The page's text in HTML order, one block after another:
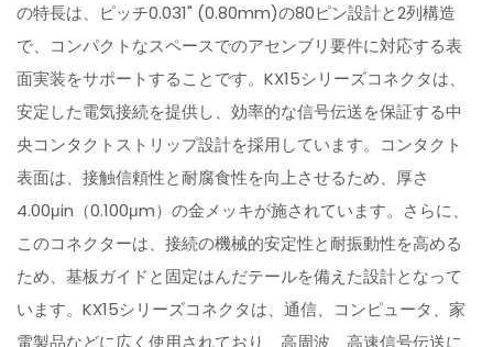
の特長は、ピッチ0.031" (0.80mm)の80ピン設計と2列構造
で、コンパクトなスペースでのアセンブリ要件に対応する表
面実装をサポートすることです。KX15シリーズコネクタは、
安定した電気接続を提供し、効率的な信号伝送を保証する中
央コンタクトストリップ設計を採用しています。コンタクト
表面は、接触信頼性と耐腐食性を向上させるため、厚さ
4.00μin（0.100μm）の金メッキが施されています。さらに、
このコネクターは、接続の機械的安定性と耐振動性を高める
ため、基板ガイドと固定はんだテールを備えた設計となって
います。KX15シリーズコネクタは、通信、コンピュータ、家
電製品などに広く使用されており、高周波、高速信号伝送に